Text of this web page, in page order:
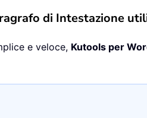
di Intestazione
e veloce, Kutools per